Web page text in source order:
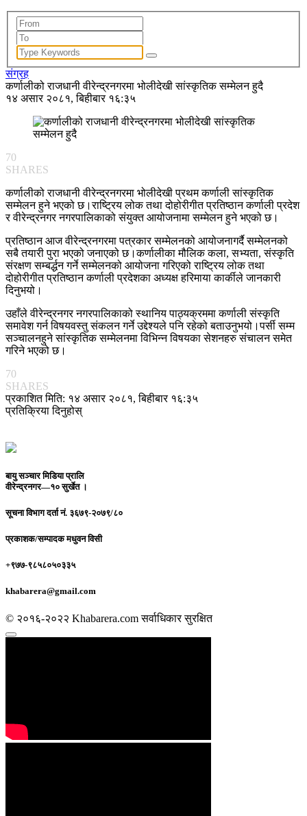
संग्रह
कर्णालीको राजधानी वीरेन्द्रनगरमा भोलीदेखी सांस्कृतिक सम्मेलन हुदै
१४ असार २०८१, बिहीबार १६:३५
70
SHARES
कर्णालीको राजधानी वीरेन्द्रनगरमा भोलीदेखी प्रथम कर्णाली सांस्कृतिक
सम्मेलन हुने भएको छ।राष्ट्रिय लोक तथा दोहोरीगीत प्रतिष्ठान कर्णाली प्रदेश
र वीरेन्द्रनगर नगरपालिकाको संयुक्त आयोजनामा सम्मेलन हुने भएको छ।
प्रतिष्ठान आज वीरेन्द्रनगरमा पत्रकार सम्मेलनको आयोजनागर्दै सम्मेलनको
सबै तयारी पुरा भएको जनाएको छ।कर्णालीका मौलिक कला, सभ्यता, संस्कृति
संरक्षण सम्बर्द्धन गर्ने सम्मेलनको आयोजना गरिएको राष्ट्रिय लोक तथा
दोहोरीगीत प्रतिष्ठान कर्णाली प्रदेशका अध्यक्ष हरिमाया कार्कीले जानकारी
दिनुभयो।
उहाँले वीरेन्द्रनगर नगरपालिकाको स्थानिय पाठ्यक्रममा कर्णाली संस्कृति
समावेश गर्न विषयवस्तु संकलन गर्ने उद्देश्यले पनि रहेको बताउनुभयो।पर्सी सम्म
सञ्चालनहुने सांस्कृतिक सम्मेलनमा विभिन्न विषयका सेशनहरु संचालन समेत
गरिने भएको छ।
70
SHARES
प्रकाशित मिति: १४ असार २०८१, बिहीबार १६:३५
प्रतिक्रिया दिनुहोस्
बायु सञ्चार मिडिया प्रालि
वीरेन्द्रनगर—१० सुर्खेत ।
सूचना विभाग दर्ता नं. ३६७९-२०७९/८०
प्रकाशक/सम्पादकमधुवन विसी
+९७७-९८५८०५०३३५
khabarera@gmail.com
© २०१६-२०२२ Khabarera.com सर्वाधिकार सुरक्षित